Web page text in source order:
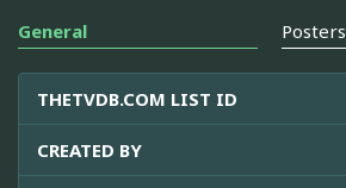
General Posters
THETVDB.COM LIST ID
CREATED BY